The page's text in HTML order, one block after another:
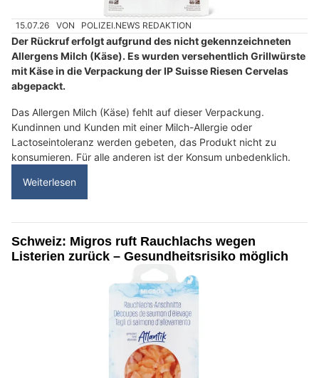
15.07.26 VON POLIZEI.NEWS REDAKTION
Der Rückruf erfolgt aufgrund des nicht gekennzeichneten
Allergens Milch (Käse). Es wurden versehentlich Grillwürste
mit Käse in die Verpackung der IP Suisse Riesen Cervelas
abgepackt.
Das Allergen Milch (Käse) fehlt auf dieser Verpackung.
Kundinnen und Kunden mit einer Milch-Allergie oder
Lactoseintoleranz werden gebeten, das Produkt nicht zu
konsumieren. Für alle anderen ist der Konsum unbedenklich.
Weiterlesen
Schweiz: Migros ruft Rauchlachs wegen
Listerien zurück – Gesundheitsrisiko möglich